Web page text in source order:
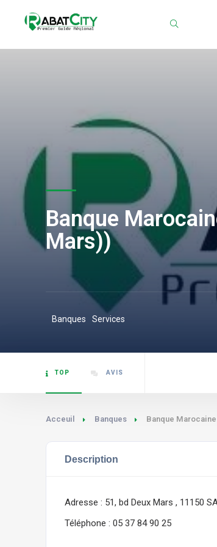
Banque
Mars))
Banques Services
TOP AVIS
Acceuil Banques Banque
Description
Adresse : 51, bd Deux Mars , 11150
Téléphone : 05 37 84 90 25